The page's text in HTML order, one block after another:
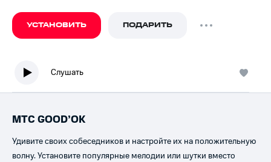
УСТАНОВИТЬ ПОДАРИТЬ
Слушать
МТС GOOD’OK
Удивите своих собеседников и настройте их на положительную
волну. Установите популярные мелодии или шутки вместо